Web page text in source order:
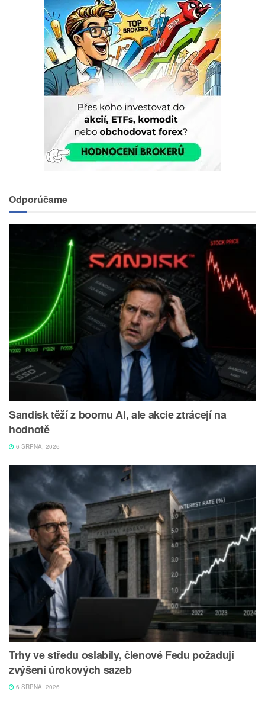
Odporúčame
Sandisk těží z boomu AI, ale akcie ztrácejí na
hodnotě
6 SRPNA, 2026
Trhy ve středu oslabily, členové Fedu požadují
zvýšení úrokových sazeb
6 SRPNA, 2026